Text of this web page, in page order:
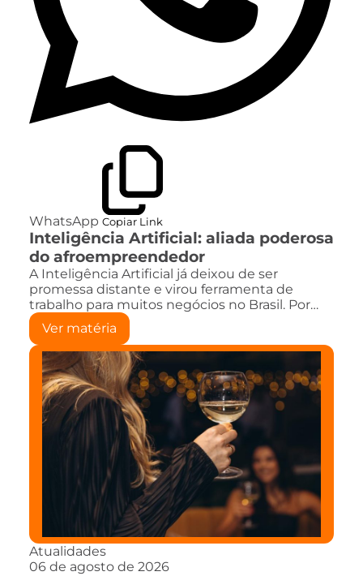
WhatsApp Copiar Link
Inteligência Artificial: aliada poderosa
do afroempreendedor
A Inteligência Artificial já deixou de ser
promessa distante e virou ferramenta de
trabalho para muitos negócios no Brasil. Por…
Ver matéria
Atualidades
06 de agosto de 2026